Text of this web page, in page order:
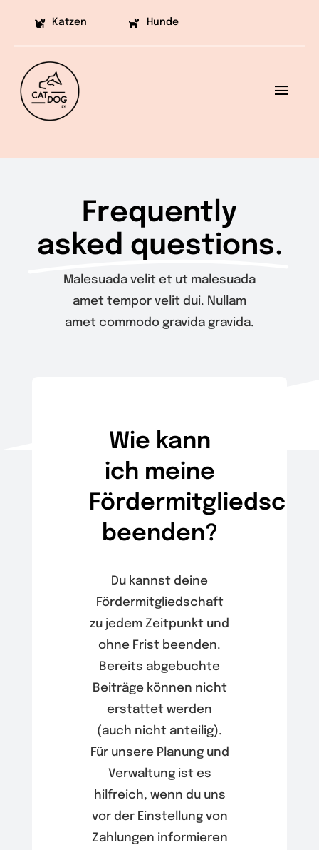
Katzen Hunde
Helfen
Vermittlung
Frequently
asked questions.
Malesuada velit et ut malesuada
amet tempor velit dui. Nullam
amet commodo gravida gravida.
Wie kann
ich meine
beenden?
Du kannst deine
Fördermitgliedschaft
zu jedem Zeitpunkt und
ohne Frist beenden.
Bereits abgebuchte
Beiträge können nicht
erstattet werden
(auch nicht anteilig).
Für unsere Planung und
Verwaltung ist es
hilfreich, wenn du uns
vor der Einstellung von
Zahlungen informieren